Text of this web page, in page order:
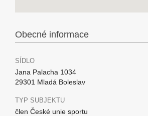
Obecné informace
SÍDLO
Jana Palacha 1034
29301 Mladá Boleslav
TYP SUBJEKTU
člen České unie sportu